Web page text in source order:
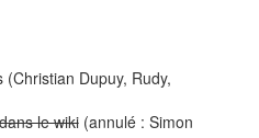
Dupuy, Rudy,
le wiki(annulé : Simon